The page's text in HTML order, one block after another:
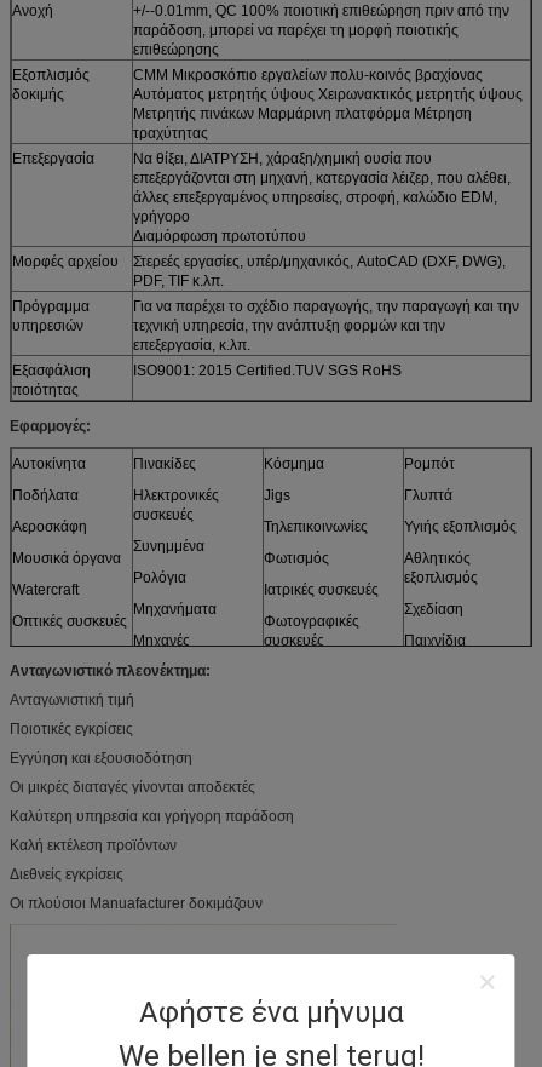
Αφήστε ένα μήνυμα
We bellen je snel terug!
Ανοχή
+/--0.01mm, QC 100% ποιοτική επιθεώρηση πριν από την
παράδοση, μπορεί να παρέχει τη μορφή ποιοτικής
επιθεώρησης
Εξοπλισμός
δοκιμής
CMM Μικροσκόπιο εργαλείων πολυ-κοινός βραχίονας
Αυτόματος μετρητής ύψους Χειρωνακτικός μετρητής ύψους
Μετρητής πινάκων Μαρμάρινη πλατφόρμα Μέτρηση
τραχύτητας
Επεξεργασία
Να θίξει, ΔΙΑΤΡΥΣΗ, χάραξη/χημική ουσία που
επεξεργάζονται στη μηχανή, κατεργασία λέιζερ, που αλέθει,
άλλες επεξεργαμένος υπηρεσίες, στροφή, καλώδιο EDM,
γρήγορο
Διαμόρφωση πρωτοτύπου
Μορφές αρχείου
Στερεές εργασίες, υπέρ/μηχανικός, AutoCAD (DXF, DWG),
PDF, TIF κ.λπ.
Πρόγραμμα
υπηρεσιών
Για να παρέχει το σχέδιο παραγωγής, την παραγωγή και την
τεχνική υπηρεσία, την ανάπτυξη φορμών και την
επεξεργασία, κ.λπ.
Εξασφάλιση
ποιότητας
ISO9001: 2015 Certified.TUV SGS RoHS
Εφαρμογές:
Αυτοκίνητα
Ποδήλατα
Αεροσκάφη
Μουσικά όργανα
Watercraft
Οπτικές συσκευές
Αισθητήρες
Πρότυπα
Πινακίδες
Ηλεκτρονικές
συσκευές
Συνημμένα
Ρολόγια
Μηχανήματα
Μηχανές
Έπιπλα
Κόσμημα
Jigs
Τηλεπικοινωνίες
Φωτισμός
Ιατρικές συσκευές
Φωτογραφικές
συσκευές
Ρομπότ
Γλυπτά
Υγιής εξοπλισμός
Αθλητικός
εξοπλισμός
Σχεδίαση
Παιχνίδια
Ανταγωνιστικό πλεονέκτημα:
Ανταγωνιστική τιμή
Ποιοτικές εγκρίσεις
Εγγύηση και εξουσιοδότηση
Οι μικρές διαταγές γίνονται αποδεκτές
Καλύτερη υπηρεσία και γρήγορη παράδοση
Καλή εκτέλεση προϊόντων
Διεθνείς εγκρίσεις
Οι πλούσιοι Manuafacturer δοκιμάζουν